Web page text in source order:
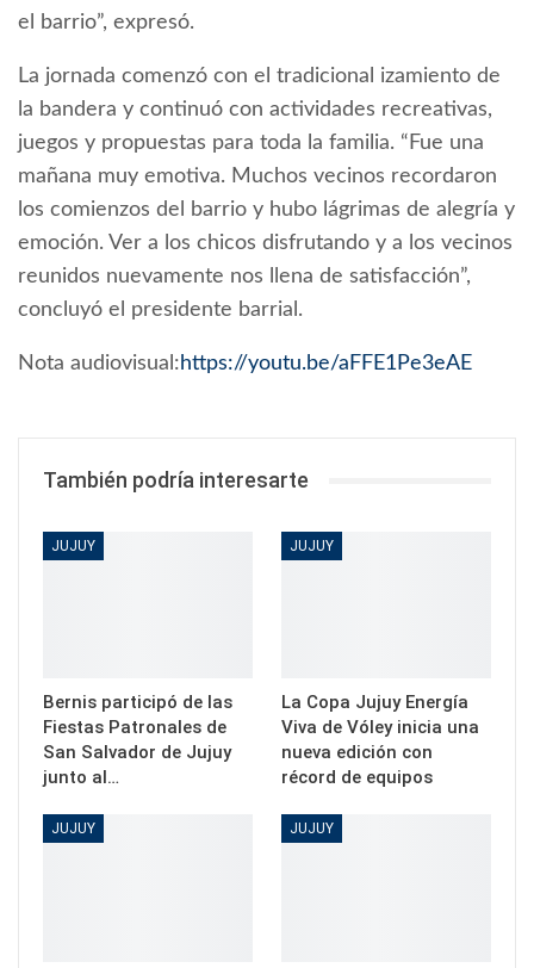
el barrio”, expresó.
La jornada comenzó con el tradicional izamiento de
la bandera y continuó con actividades recreativas,
juegos y propuestas para toda la familia. “Fue una
mañana muy emotiva. Muchos vecinos recordaron
los comienzos del barrio y hubo lágrimas de alegría y
emoción. Ver a los chicos disfrutando y a los vecinos
reunidos nuevamente nos llena de satisfacción”,
concluyó el presidente barrial.
Nota audiovisual: https://youtu.be/aFFE1Pe3eAE
También podría interesarte
JUJUY
Bernis participó de las
Fiestas Patronales de
San Salvador de Jujuy
junto al…
JUJUY
La Copa Jujuy Energía
Viva de Vóley inicia una
nueva edición con
récord de equipos
JUJUY JUJUY